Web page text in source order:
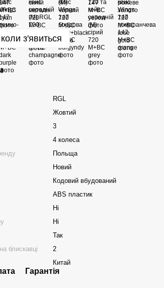
з'явиться
RGL
Жовтий
3
4 колеса
Польща
Новий
Кодовий вбудований
ABS пластик
Ні
Ні
Так
блискавці
2
Китай
Гарантія